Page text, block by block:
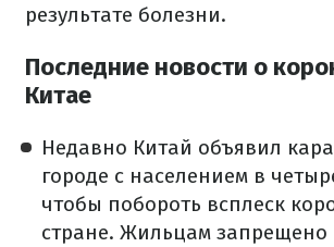
результате болезни.
Последние новости о
Китае
Недавно Китай объявил
городе с населением в
чтобы побороть всплеск
стране. Жильцам запрещено